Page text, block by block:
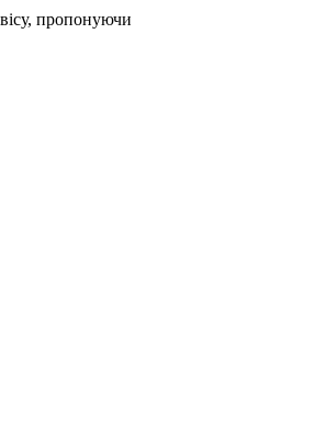
пропонуючи